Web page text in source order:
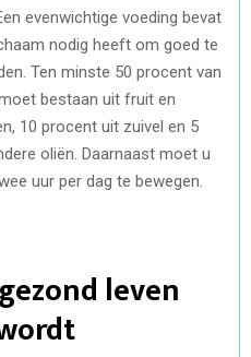
evenwichtige voeding bevat
nodig heeft om goed te
Ten minste 50 procent van
bestaan uit fruit en
10 procent uit zuivel en 5
oliën. Daarnaast moet u
uur per dag te bewegen.
leven